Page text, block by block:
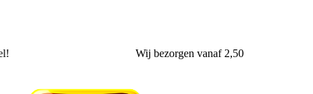
Wijbezorgenvanaf 2,50